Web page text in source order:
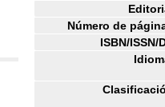
Número de
ISBN/ISSN/